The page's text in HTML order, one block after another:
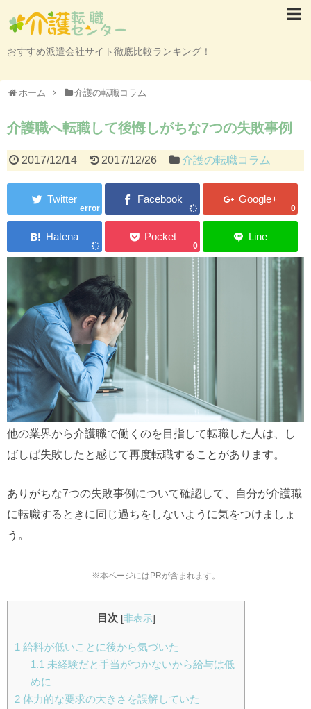
おすすめ派遣会社サイト徹底比較ランキング！
ホーム 介護の転職コラム
介護職へ転職して後悔しがちな7つの失敗事例
2017/12/14 2017/12/26 介護の転職コラム
error 0
0
他の業界から介護職で働くのを目指して転職した人は、し
ばしば失敗したと感じて再度転職することがあります。
ありがちな7つの失敗事例について確認して、自分が介護職
に転職するときに同じ過ちをしないように気をつけましょ
う。
※本ページにはPRが含まれます。
目次 [非表示]
1 給料が低いことに後から気づいた
1.1 未経験だと手当がつかないから給与は低
めに
2 体力的な要求の大きさを誤解していた